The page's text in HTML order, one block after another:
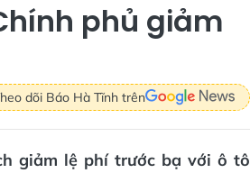
phủ giảm
dõi Báo Hà Tĩnh trên
giảm lệ phí trước bạ với ô tô